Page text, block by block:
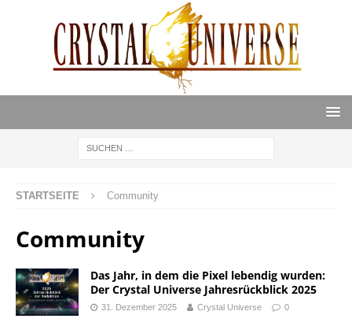
STARTSEITE Community
Community
Das Jahr, in dem die Pixel lebendig wurden:
Der Crystal Universe Jahresrückblick 2025
31. Dezember 2025 Crystal Universe 0